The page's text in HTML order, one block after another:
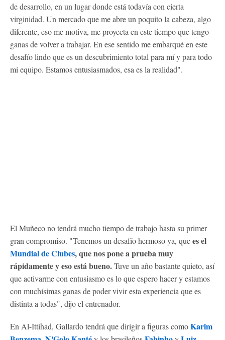
de desarrollo, en un lugar donde está todavía con cierta
virginidad. Un mercado que me abre un poquito la cabeza, algo
diferente, eso me motiva, me proyecta en este tiempo que tengo
ganas de volver a trabajar. En ese sentido me embarqué en este
desafío lindo que es un descubrimiento total para mí y para todo
mi equipo. Estamos entusiasmados, esa es la realidad".
El Muñeco no tendrá mucho tiempo de trabajo hasta su primer
gran compromiso. "Tenemos un desafío hermoso ya, quees el
Mundial de Clubes, que nos pone a prueba muy
rápidamente y eso está bueno.Tuve un año bastante quieto, así
que activarme con entusiasmo es lo que espero hacer y estamos
con muchísimas ganas de poder vivir esta experiencia que es
distinta a todas", dijo el entrenador.
En Al-Ittihad, Gallardo tendrá que dirigir a figuras comoKarim